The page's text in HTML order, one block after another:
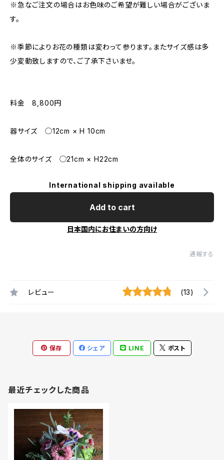
※急なご注文の場合はお色味のご希望が難しい場合がございま
す。
※季節によりお花の種類は変わって参ります。またサイズ感は多
少変動致しますので、ご了承下さいませ。
料金 8,800円
器サイズ ◯12cm × H 10cm
全体のサイズ ◯21cm × H22cm
International shipping available
Add to cart
日本国内にお住まいの方向け
通報する
レビュー (13)
保存 シェア LINE ポスト
最近チェックした商品